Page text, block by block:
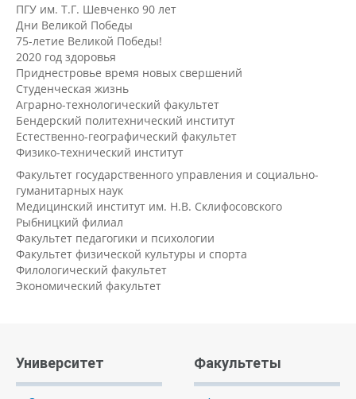
ПГУ им. Т.Г. Шевченко 90 лет
Дни Великой Победы
75-летие Великой Победы!
2020 год здоровья
Приднестровье время новых свершений
Студенческая жизнь
Аграрно-технологический факультет
Бендерский политехнический институт
Естественно-географический факультет
Физико-технический институт
Факультет государственного управления и социально-
гуманитарных наук
Медицинский институт им. Н.В. Склифосовского
Рыбницкий филиал
Факультет педагогики и психологии
Факультет физической культуры и спорта
Филологический факультет
Экономический факультет
Университет Факультеты